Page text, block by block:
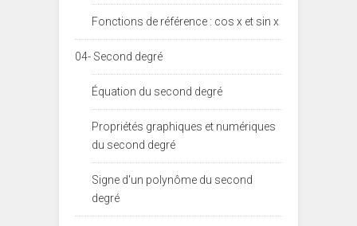
Fonctions de référence : cos x et sin x
04- Second degré
Équation du second degré
Propriétés graphiques et numériques
du second degré
Signe d'un polynôme du second
degré